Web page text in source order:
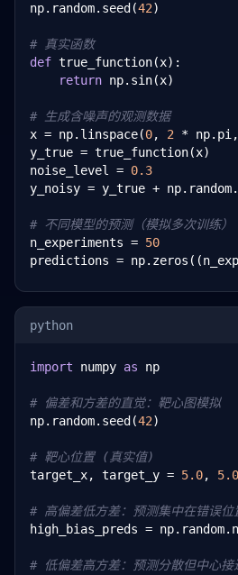
np.random.seed(42)
# 真实函数
def true_function(x):
return np.sin(x)
# 生成含噪声的观测数据
x = np.linspace(0, 2 * np.pi,
y_true = true_function(x)
noise_level = 0.3
y_noisy = y_true +
# 不同模型的预测（模拟多次训练）
n_experiments = 50
predictions =
for i in
# 每次用不同噪声数据训练一
sample_idx =
predictions[i] =
# 误差分解
avg_pred =
variance =
noise = noise_level 2
print(f"偏差 (Bias):
print(f"噪声 (Noise):
python
import numpy as np
# 偏差和方差的直觉：靶心图模拟
np.random.seed(42)
# 靶心位置 (真实值)
target_x, target_y = 5.0, 5.0
# 高偏差低方差：预测集中在错误位
high_bias_preds =
# 低偏差高方差：预测分散但中心接